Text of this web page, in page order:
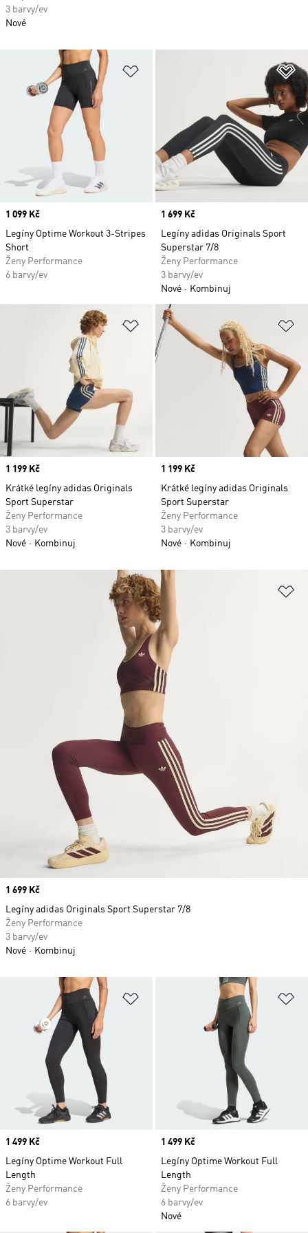
Price
1 099 Kč
Legíny Optime Workout 3-Stripes
Short
Ženy Performance
6 barvy/ev
Price
1 699 Kč
Legíny adidas Originals Sport
Superstar 7/8
Ženy Performance
3 barvy/ev
Nové
Kombinuj
Přidat do seznamu přání
Price
1 199 Kč
Krátké legíny adidas Originals
Sport Superstar
Ženy Performance
3 barvy/ev
Nové
Kombinuj
Price
1 199 Kč
Krátké legíny adidas Originals
Sport Superstar
Ženy Performance
3 barvy/ev
Nové
Kombinuj
Přidat do seznamu přání
Price
1 499 Kč
Legíny Optime Workout Full
Length
Ženy Performance
6 barvy/ev
Price
1 499 Kč
Legíny Optime Workout Full
Length
Ženy Performance
6 barvy/ev
Nové
Price
1 699 Kč
Legíny adidas Originals Sport Superstar 7/8
Ženy Performance
3 barvy/ev
Nové
Kombinuj
3 barvy/ev
Nové